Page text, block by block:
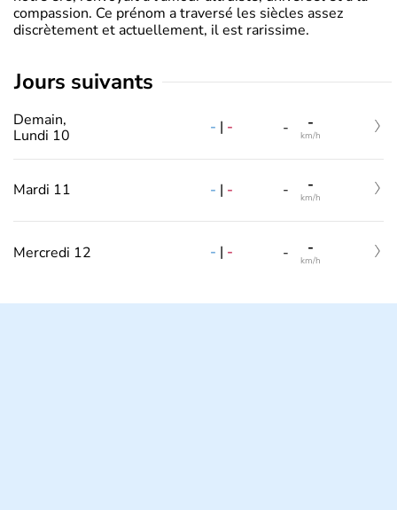
compassion. Ce prénom a traversé les siècles assez
discrètement et actuellement, il est rarissime.
jours suivants
Demain,
Lundi 10
- | - - -
km/h
Mardi 11 - | - - -
km/h
Mercredi 12 - | - - -
km/h